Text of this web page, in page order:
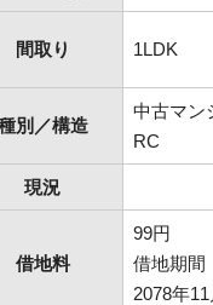
間取り 1LDK
別／構造
中古マン
RC
現況
借地料
99円
借地期間
2078年11